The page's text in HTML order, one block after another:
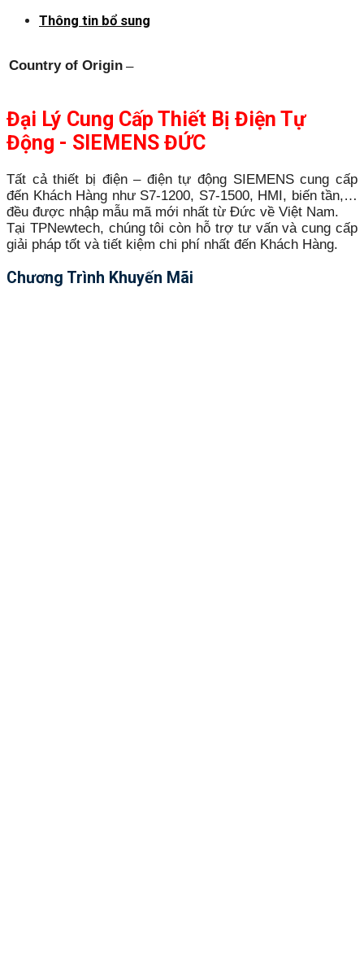
Thông tin bổ sung
Country of Origin –
Đại Lý Cung Cấp Thiết Bị Điện Tự
Động - SIEMENS ĐỨC
Tất cả thiết bị điện – điện tự động SIEMENS cung cấp
đến Khách Hàng như S7-1200, S7-1500, HMI, biến tần,…
đều được nhập mẫu mã mới nhất từ Đức về Việt Nam.
Tại TPNewtech, chúng tôi còn hỗ trợ tư vấn và cung cấp
giải pháp tốt và tiết kiệm chi phí nhất đến Khách Hàng.
Chương Trình Khuyến Mãi